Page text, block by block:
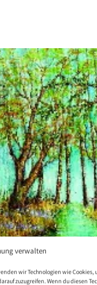
verwalten
wir Technologien wie Cookies,
zuzugreifen. Wenn du diesen